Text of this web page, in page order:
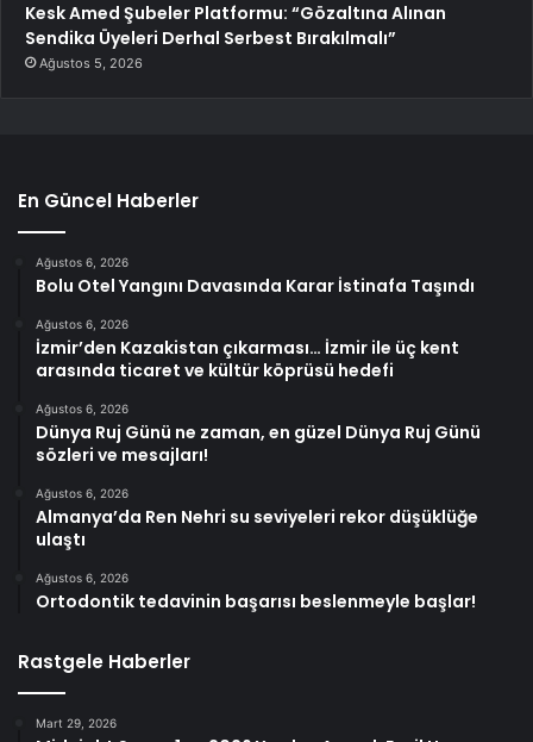
Kesk Amed Şubeler Platformu: “Gözaltına Alınan
Sendika Üyeleri Derhal Serbest Bırakılmalı”
Ağustos 5, 2026
En Güncel Haberler
Ağustos 6, 2026
Bolu Otel Yangını Davasında Karar İstinafa Taşındı
Ağustos 6, 2026
İzmir’den Kazakistan çıkarması… İzmir ile üç kent
arasında ticaret ve kültür köprüsü hedefi
Ağustos 6, 2026
Dünya Ruj Günü ne zaman, en güzel Dünya Ruj Günü
sözleri ve mesajları!
Ağustos 6, 2026
Almanya’da Ren Nehri su seviyeleri rekor düşüklüğe
ulaştı
Ağustos 6, 2026
Ortodontik tedavinin başarısı beslenmeyle başlar!
Rastgele Haberler
Mart 29, 2026